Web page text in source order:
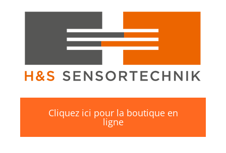
Cliquez ici pour la boutique en
ligne